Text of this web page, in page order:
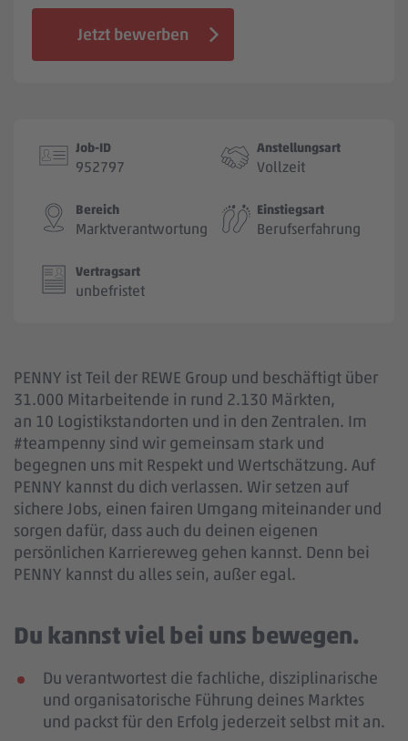
Jobbörse
Jetzt bewerben
Job-ID
952797
Anstellungsart
Vollzeit
Bereich
Marktverantwortung
Einstiegsart
Berufserfahrung
Vertragsart
unbefristet
PENNY ist Teil der REWE Group und beschäftigt über
31.000 Mitarbeitende in rund 2.130 Märkten,
an 10 Logistikstandorten und in den Zentralen. Im
#teampenny sind wir gemeinsam stark und
begegnen uns mit Respekt und Wertschätzung. Auf
PENNY kannst du dich verlassen. Wir setzen auf
sichere Jobs, einen fairen Umgang miteinander und
sorgen dafür, dass auch du deinen eigenen
persönlichen Karriereweg gehen kannst. Denn bei
PENNY kannst du alles sein, außer egal.
Du kannst viel bei uns bewegen.
Du verantwortest die fachliche, disziplinarische
und organisatorische Führung deines Marktes
und packst für den Erfolg jederzeit selbst mit an.